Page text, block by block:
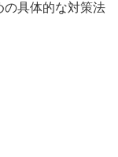
の具体的な対策法